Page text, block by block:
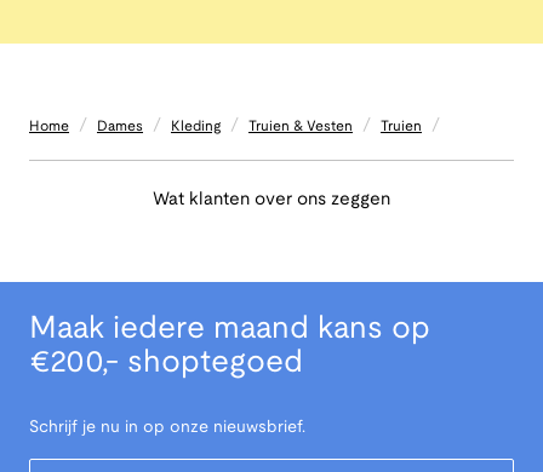
Home / Dames / Kleding / Truien & Vesten / Truien /
Wat klanten over ons zeggen
Maak iedere maand kans op
€200,- shoptegoed
Schrijf je nu in op onze nieuwsbrief.
Your Email